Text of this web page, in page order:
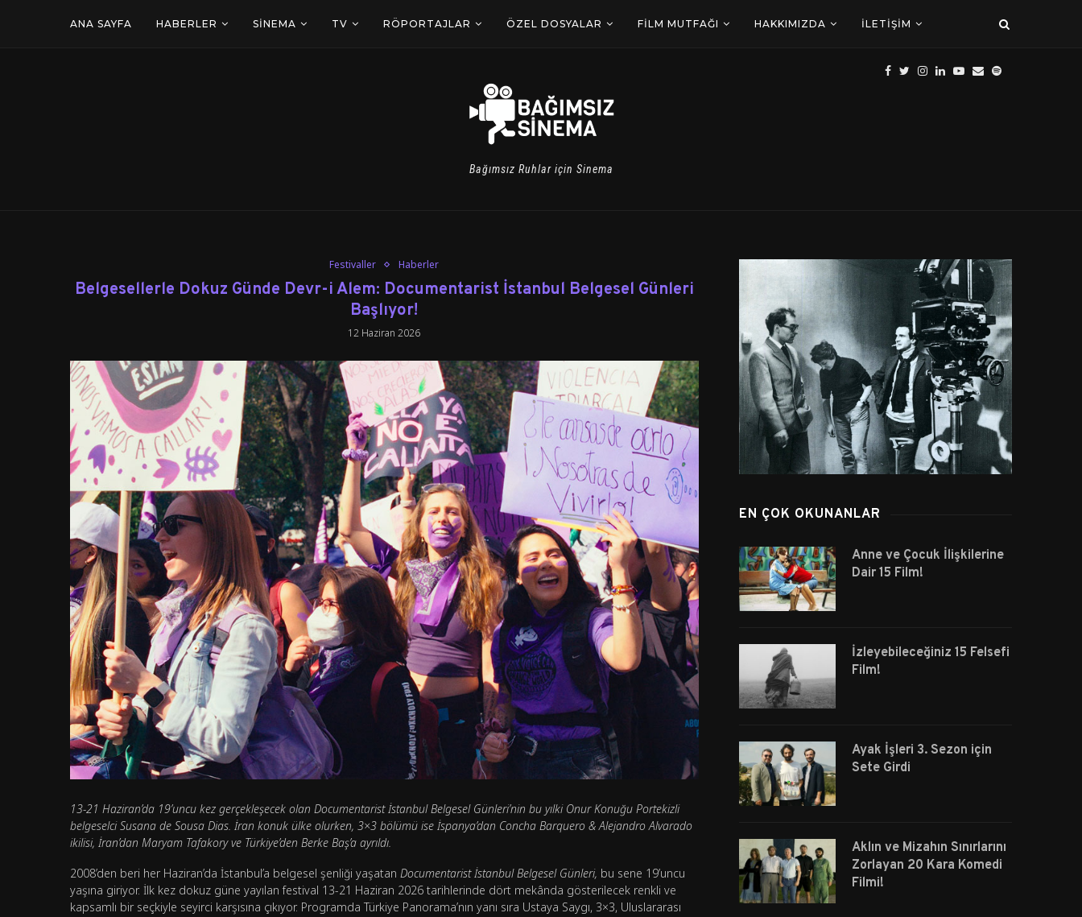
ANA SAYFA HABERLER SINEMA TV RÖPORTAJLAR ÖZEL DOSYALAR FILM MUTFAĞI HAKKIMIZDA İLETIŞIM
Bağımsız Ruhlar için Sinema
Festivaller Haberler
Belgesellerle Dokuz Günde Devr-i Alem: Documentarist İstanbul Belgesel Günleri
Başlıyor!
12 Haziran 2026
13-21 Haziran’da 19’uncu kez gerçekleşecek olan Documentarist İstanbul Belgesel Günleri’nin bu yılki Onur Konuğu Portekizli
belgeselci Susana de Sousa Dias. İran konuk ülke olurken, 3×3 bölümü ise İspanya’dan Concha Barquero & Alejandro Alvarado
ikilisi, İran’dan Maryam Tafakory ve Türkiye’den Berke Baş’a ayrıldı.
2008’den beri her Haziran’da İstanbul’a belgesel şenliği yaşatan Documentarist İstanbul Belgesel Günleri, bu sene 19’uncu
yaşına giriyor. İlk kez dokuz güne yayılan festival 13-21 Haziran 2026 tarihlerinde dört mekânda gösterilecek renkli ve
kapsamlı bir seçkiyle seyirci karşısına çıkıyor. Programda Türkiye Panorama’nın yanı sıra Ustaya Saygı, 3×3, Uluslararası
EN ÇOK OKUNANLAR
Anne ve Çocuk İlişkilerine
Dair 15 Film!
İzleyebileceğiniz 15 Felsefi
Film!
Ayak İşleri 3. Sezon için
Sete Girdi
Aklın ve Mizahın Sınırlarını
Zorlayan 20 Kara Komedi
Filmi!